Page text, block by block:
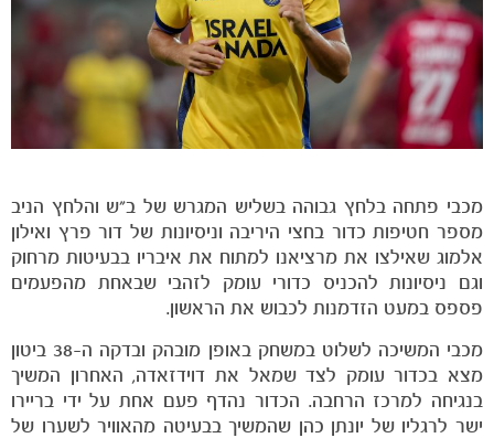
מכבי פתחה בלחץ גבוהה בשליש המגרש של ב"ש והלחץ הניב
מספר חטיפות כדור בחצי היריבה וניסיונות של דור פרץ ואילון
אלמוג שאילצו את מרציאנו למתוח את איבריו בבעיטות מרחוק
וגם ניסיונות להכניס כדורי עומק לזהבי שבאחת מהפעמים
פספס במעט הזדמנות לכבוש את הראשון.
מכבי המשיכה לשלוט במשחק באופן מובהק ובדקה ה-38 ביטון
מצא בכדור עומק לצד שמאל את דוידזאדה, האחרון המשיך
בנגיחה למרכז הרחבה. הכדור נהדף פעם אחת על ידי בריירו
ישר לרגליו של יונתן כהן שהמשיך בבעיטה מהאוויר לשערו של